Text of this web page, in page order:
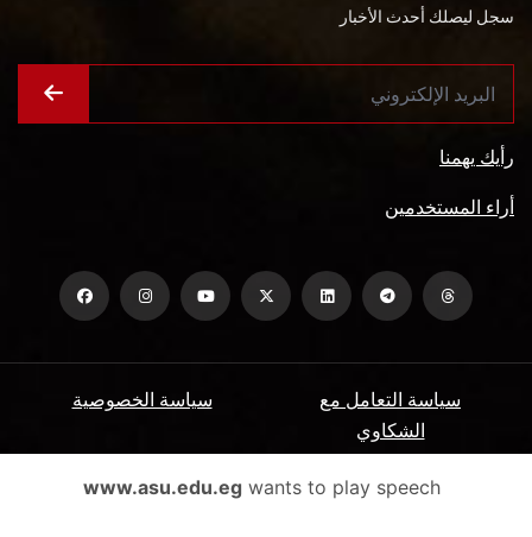
سجل ليصلك أحدث الأخبار
رأيك يهمنا
أراء المستخدمين
سياسة الخصوصية
سياسة التعامل مع
الشكاوي
الأسئلة الشائعة ميثاق المتعاملين www.asu.edu.egwants to play speech